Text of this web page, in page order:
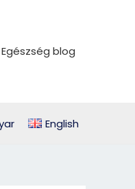
Egészség blog
English